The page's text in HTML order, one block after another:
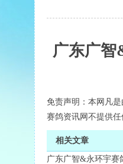
广东广智
免责声明：本网凡
赛鸽资讯网不提供任
相关文章
广东广智&永环宇赛